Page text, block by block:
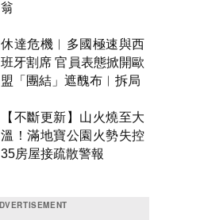
翁
休達危機︱多國極速與西
班牙割席 官員表態掀開歐
盟「團結」遮醜布︱拆局
【不斷更新】山火燒至大
溫！滿地寶公園火勢失控
35房屋接疏散警報